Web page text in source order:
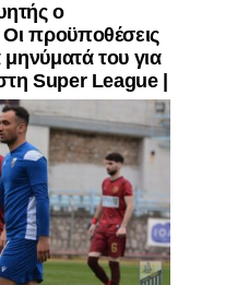
ο
προϋποθέσεις
μηνύματά του για
Super League |